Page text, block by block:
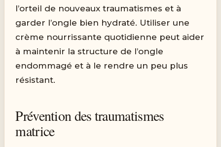
l’orteil de nouveaux traumatismes et à
garder l’ongle bien hydraté. Utiliser une
crème nourrissante quotidienne peut aider
à maintenir la structure de l’ongle
endommagé et à le rendre un peu plus
résistant.
Prévention des traumatismes
matrice